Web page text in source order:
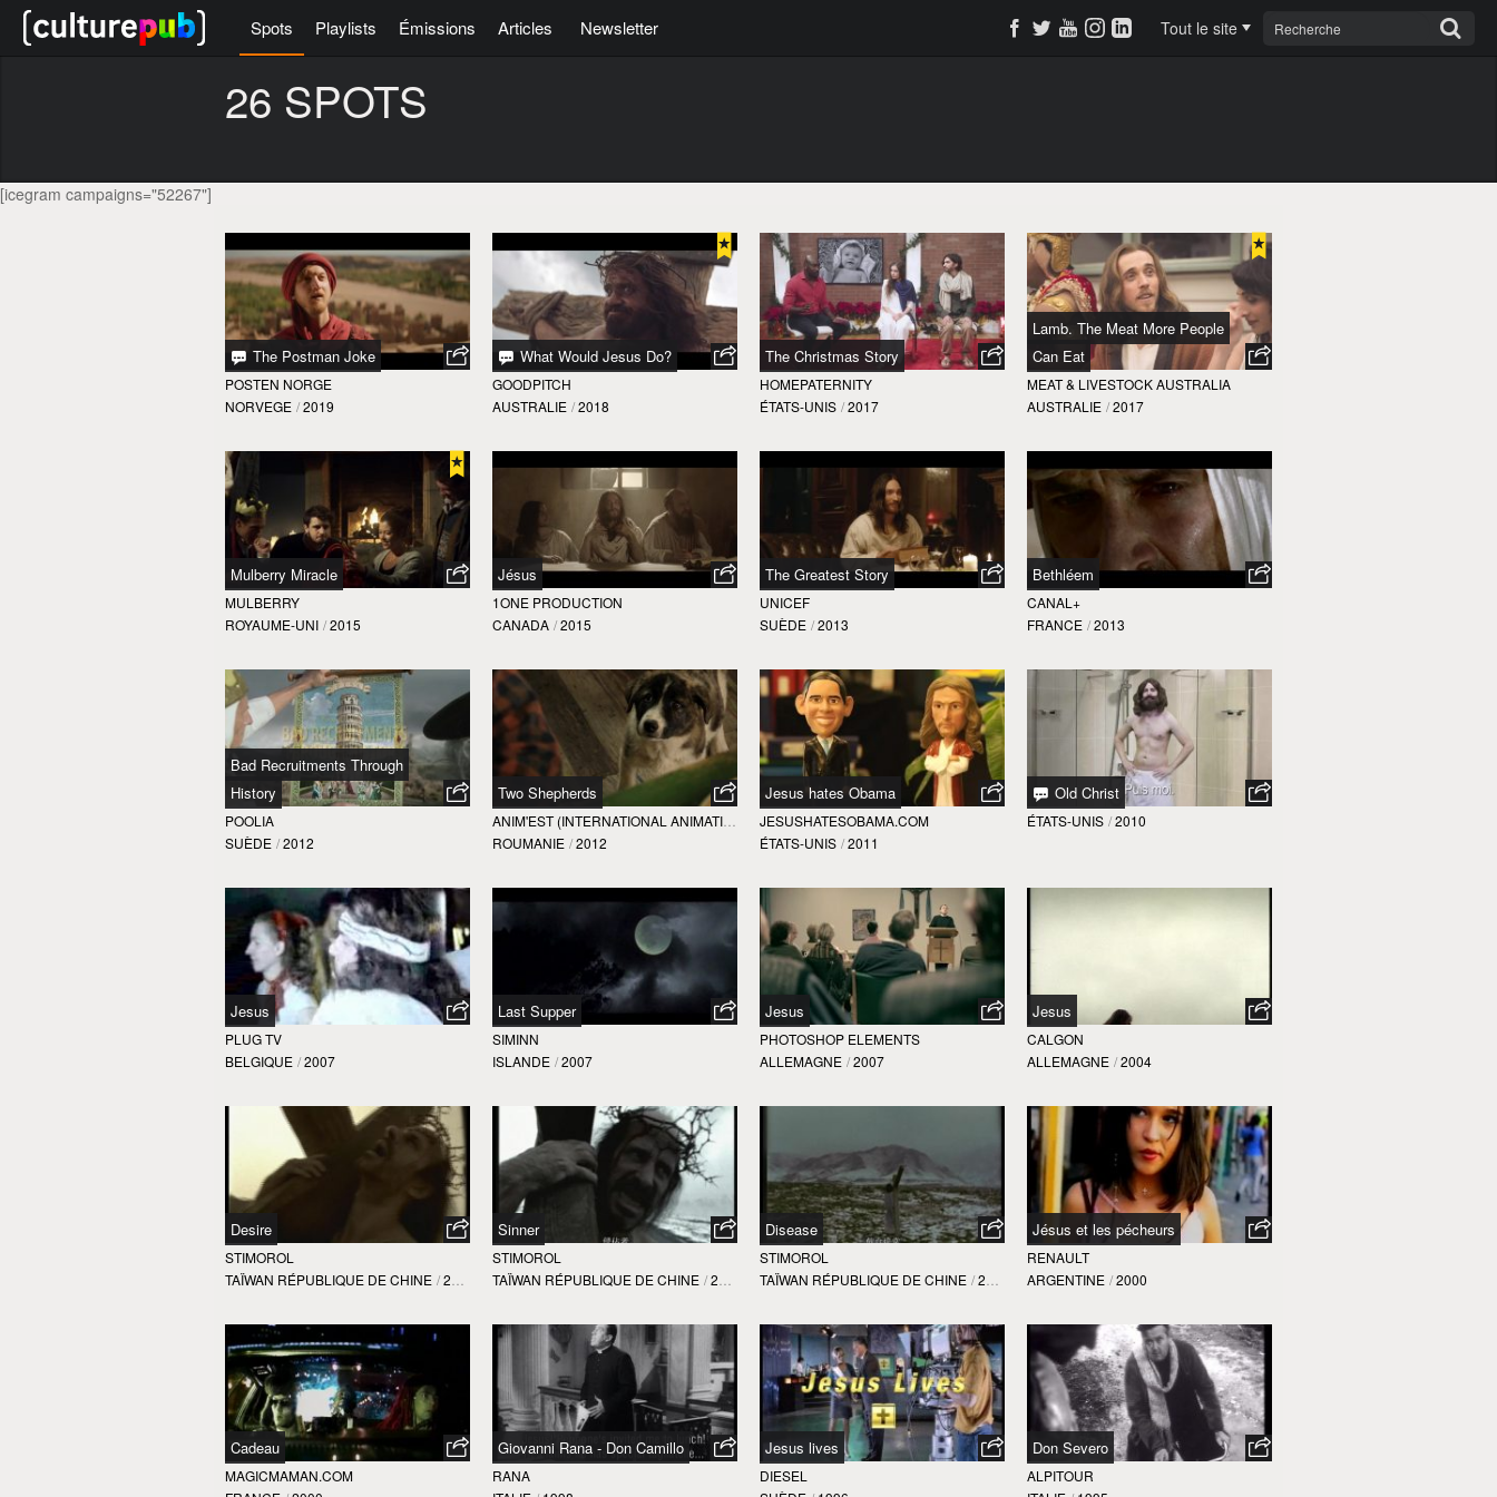
Spots Playlists Émissions Articles Newsletter Tout le site
26 SPOTS
[icegram campaigns="52267"]
The Postman Joke
POSTEN NORGE
NORVEGE / 2019
What Would Jesus Do?
GOODPITCH
AUSTRALIE / 2018
The Christmas Story
HOMEPATERNITY
ÉTATS-UNIS / 2017
Lamb. The Meat More People
Can Eat
MEAT & LIVESTOCK AUSTRALIA
AUSTRALIE / 2017
Mulberry Miracle
MULBERRY
ROYAUME-UNI / 2015
Jésus
1ONE PRODUCTION
CANADA / 2015
The Greatest Story
UNICEF
SUÈDE / 2013
Bethléem
CANAL+
FRANCE / 2013
Bad Recruitments Through
History
POOLIA
SUÈDE / 2012
Two Shepherds
ROUMANIE / 2012
Jesus hates Obama
JESUSHATESOBAMA.COM
ÉTATS-UNIS / 2011
Old Christ
ÉTATS-UNIS / 2010
Jesus
PLUG TV
BELGIQUE / 2007
Last Supper
SIMINN
ISLANDE / 2007
Jesus
PHOTOSHOP ELEMENTS
ALLEMAGNE / 2007
Jesus
CALGON
ALLEMAGNE / 2004
Desire
STIMOROL
TAÏWAN RÉPUBLIQUE DE CHINE / 2004
Sinner
STIMOROL
TAÏWAN RÉPUBLIQUE DE CHINE / 2004
Disease
STIMOROL
TAÏWAN RÉPUBLIQUE DE CHINE / 2004
Jésus et les pécheurs
RENAULT
ARGENTINE / 2000
Cadeau
MAGICMAMAN.COM
Giovanni Rana - Don Camillo
RANA
Jesus lives
DIESEL
Don Severo
ALPITOUR